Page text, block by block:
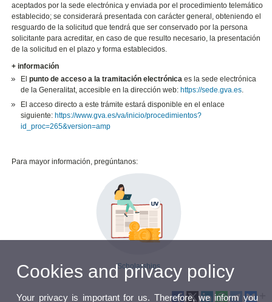
aceptados por la sede electrónica y enviada por el procedimiento telemático
establecido; se considerará presentada con carácter general, obteniendo el
resguardo de la solicitud que tendrá que ser conservado por la persona
solicitante para acreditar, en caso de que resulto necesario, la presentación
de la solicitud en el plazo y forma establecidos.
+ información
Elpunto de acceso a la tramitación electrónica es la sede electrónica
de la Generalitat, accesible en la dirección web:https://sede.gva.es
El acceso directo a este trámite estará disponible en el enlace
siguiente:https://www.gva.es/va/inicio/procedimientos?
id_proc=265&version=amp
Para mayor información, pregúntanos:
Scholarships
Cookies and privacy policy
Your privacy is important for us. Therefore, we inform you